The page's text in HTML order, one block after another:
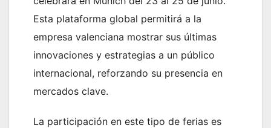
Esta plataforma global permitirá a la
empresa valenciana mostrar sus últimas
innovaciones y estrategias a un público
internacional, reforzando su presencia en
mercados clave.
La participación en este tipo de ferias es